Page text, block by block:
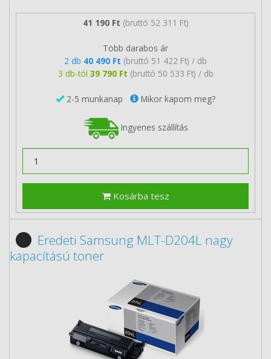
41 190 Ft (bruttó 52 311 Ft)
Több darabos ár
2 db 40 490 Ft (bruttó 51 422 Ft) / db
3 db-tól 39 790 Ft (bruttó 50 533 Ft) / db
2-5 munkanap Mikor kapom meg?
Ingyenes szállítás
Kosárba tesz
Eredeti Samsung MLT-D204L nagy
kapacítású toner